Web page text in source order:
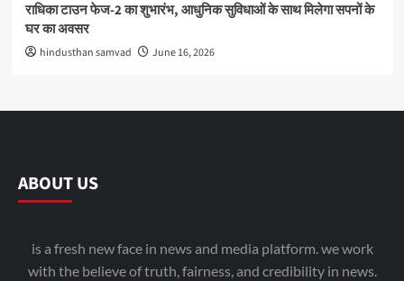
राधिका टाउन फेज-2 का शुभारंभ, आधुनिक सुविधाओं के साथ मिलेगा सपनों के
घर का अवसर
hindusthan samvad June 16, 2026
ABOUT US
is a fresh new face in news and media platform. we work
with the believe of truth, fairness, and credibility in news.